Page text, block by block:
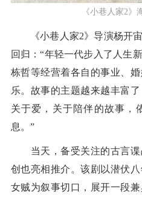
《小巷人家2》
《小巷人家2》导演杨开宙
回归：“年轻一代步入了人生
栋哲等经营着各自的事业、
乐。故事的主题越来越丰富
关于爱，关于陪伴的故事，
息。”
当天，备受关注的古言谍
创也亮相推介。该剧以潜伏
女贼为叙事切口，展开一段